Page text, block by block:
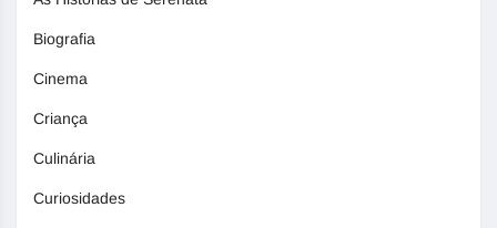
Biografia
Cinema
Criança
Culinária
Curiosidades